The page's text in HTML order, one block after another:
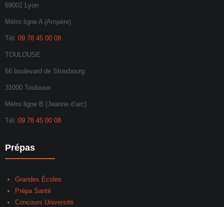
69002 Lyon
Métro ligne A (Ampère)
Tél: 09 78 45 00 08
TOULOUSE
66 boulevard de Strasbourg
31000 Toulouse
Métro ligne B (Jeanne d’arc)
Tél: 09 78 45 00 08
Prépas
Grandes Écoles
Prépa Santé
Concours Université